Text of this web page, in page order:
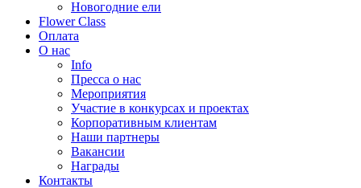
Новогодние ели
Flower Class
Оплата
О нас
Info
Пресса о нас
Мероприятия
Участие в конкурсах и проектах
Корпоративным клиентам
Наши партнеры
Вакансии
Награды
Контакты